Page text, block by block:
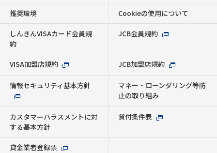
推奨環境 Cookieの使用について
しんきんVISAカード会員規
約
JCB会員規約
VISA加盟店規約 JCB加盟店規約
情報セキュリティ基本方針
マネー・ローンダリング等防
止の取り組み
カスタマーハラスメントに対
する基本方針
貸付条件表
貸金業者登録票